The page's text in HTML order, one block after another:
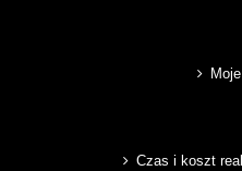
Czas i koszt